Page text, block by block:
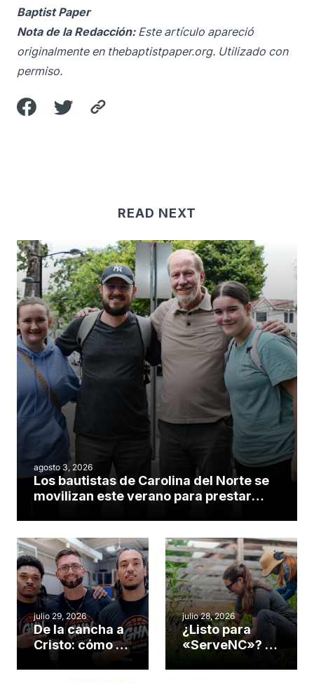
Baptist Paper
Nota de la Redacción: Este artículo apareció
originalmente en thebaptistpaper.org. Utilizado con
permiso.
READ NEXT
agosto 3, 2026
Los bautistas de Carolina del Norte se
movilizan este verano para prestar
julio 29, 2026
De la cancha a
Cristo: cómo el
gimnasio de
julio 28, 2026
¿Listo para
«ServeNC»? 4